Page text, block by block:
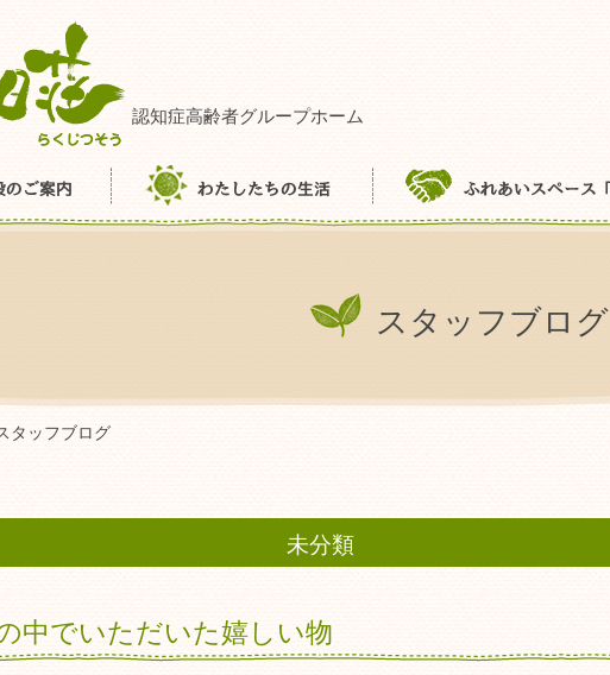
認知症高齢者グループホーム
スタッフブログ
タッフブログ
未分類
中でいただいた嬉しい物